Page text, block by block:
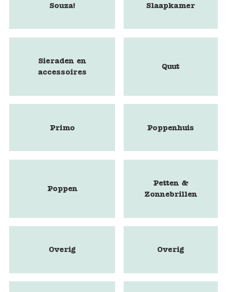
Souza! Slaapkamer
Sieraden en
accessoires
Quut
Primo Poppenhuis
Poppen
Petten &
Zonnebrillen
Overig Overig